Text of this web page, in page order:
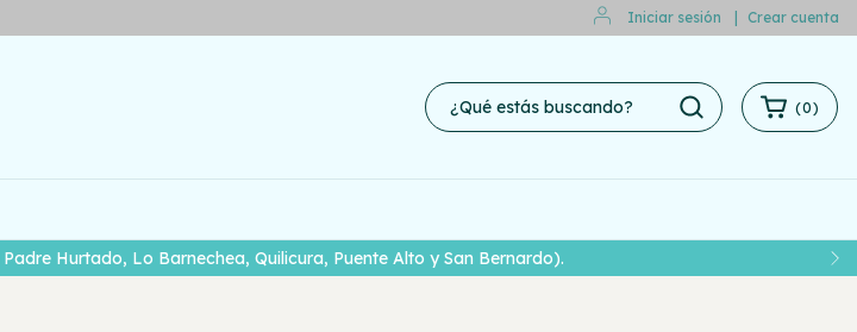
Iniciar sesión Crear cuenta
Lo Barnechea, Quilicura, Puente Alto y San Bernardo).
(0)